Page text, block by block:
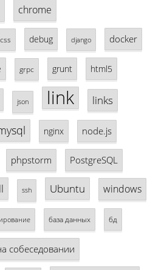
chrome
css debug django docker
grpc grunt html5
json link links
nginx node.js
phpstorm PostgreSQL
ssh Ubuntu windows
база данных бд
собеседовании